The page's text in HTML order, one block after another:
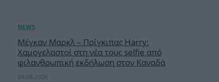
Μέγκαν Μαρκλ – Πρίγκιπας Harry:
Χαμογελαστοί στη νέα τους selfie από
φιλανθρωπική εκδήλωση στον Καναδά
09.08.2026